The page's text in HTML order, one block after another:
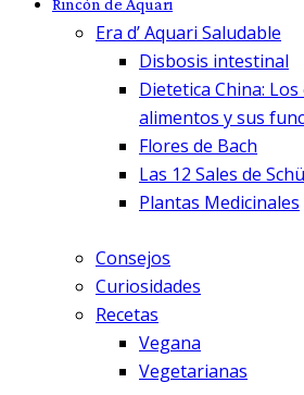
Rincón de Aquari
Era d’ Aquari Saludable
Disbosis intestinal
Dietetica China:
alimentos y sus
Flores de Bach
Las 12 Sales de
Plantas Medicinales
Consejos
Curiosidades
Recetas
Vegana
Vegetarianas